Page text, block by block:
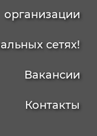
организации
сетях!
Вакансии
Контакты